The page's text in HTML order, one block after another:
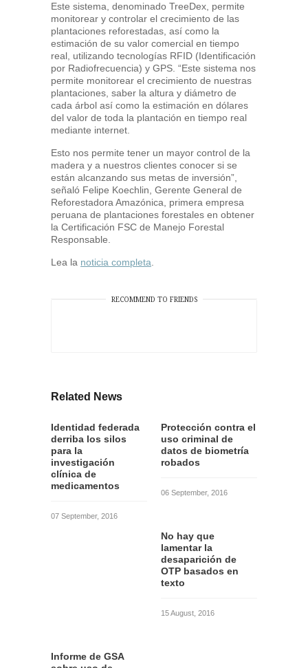
Este sistema, denominado TreeDex, permite
monitorear y controlar el crecimiento de las
plantaciones reforestadas, así como la
estimación de su valor comercial en tiempo
real, utilizando tecnologías RFID (Identificación
por Radiofrecuencia) y GPS. “Este sistema nos
permite monitorear el crecimiento de nuestras
plantaciones, saber la altura y diámetro de
cada árbol así como la estimación en dólares
del valor de toda la plantación en tiempo real
mediante internet.
Esto nos permite tener un mayor control de la
madera y a nuestros clientes conocer si se
están alcanzando sus metas de inversión”,
señaló Felipe Koechlin, Gerente General de
Reforestadora Amazónica, primera empresa
peruana de plantaciones forestales en obtener
la Certificación FSC de Manejo Forestal
Responsable.
Lea la noticia completa
RECOMMEND TO FRIENDS
Related News
Identidad federada
derriba los silos
para la
investigación
clínica de
medicamentos
07 September, 2016
Protección contra el
uso criminal de
datos de biometría
robados
06 September, 2016
No hay que
lamentar la
desaparición de
OTP basados en
texto
15 August, 2016
Informe de GSA